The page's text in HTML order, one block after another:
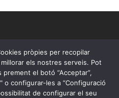
web
pròpies per recopilar
els nostres serveis. Pot
el botó “Acceptar”,
o configurar-les a “Configuració
de configurar el seu